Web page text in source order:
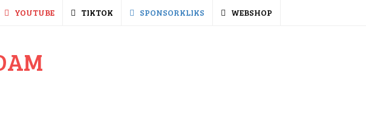
YOUTUBE TIKTOK SPONSORKLIKS WEBSHOP